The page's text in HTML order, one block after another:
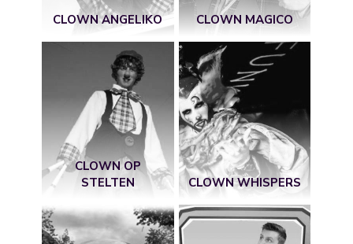
CLOWN ANGELIKO CLOWN MAGICO
CLOWN OP
STELTEN
CLOWN WHISPERS